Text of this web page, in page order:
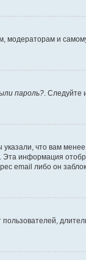
модераторам и
пароль?. Следуйте
что вам
информация
email либо он